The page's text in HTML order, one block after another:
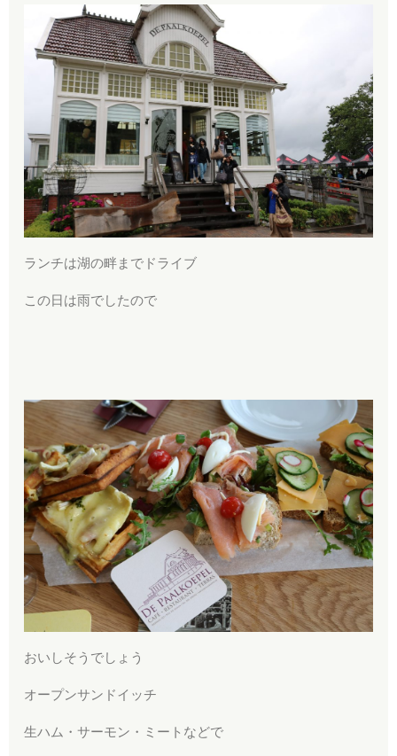
ランチは湖の畔までドライブ
この日は雨でしたので
おいしそうでしょう
オープンサンドイッチ
生ハム・サーモン・ミートなどで